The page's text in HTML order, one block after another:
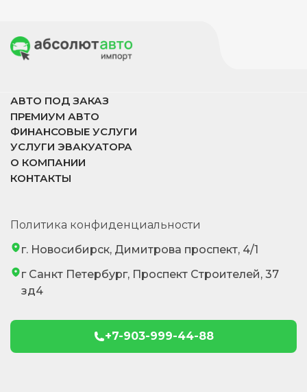
АВТО ПОД ЗАКАЗ
ПРЕМИУМ АВТО
ФИНАНСОВЫЕ УСЛУГИ
УСЛУГИ ЭВАКУАТОРА
О КОМПАНИИ
КОНТАКТЫ
Политика конфиденциальности
г. Новосибирск, Димитрова проспект, 4/1
г Санкт Петербург, Проспект Строителей, 37
зд4
+7-903-999-44-88